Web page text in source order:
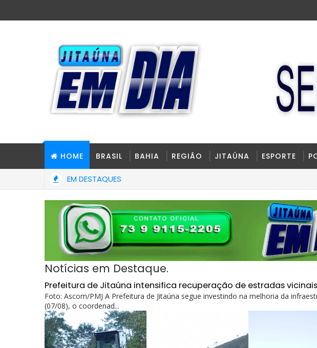
HOME BRASIL BAHIA REGIÃO JITAÚNA ESPORTE
EM DESTAQUES
Notícias em Destaque.
Prefeitura de Jitaúna intensifica recuperação de estradas
Foto: Ascom/PMJ A Prefeitura de Jitaúna segue investindo na melhoria da
(07/08), o coordenad...